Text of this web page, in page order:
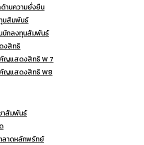
านความยั่งยืน
นสัมพันธ์
กลงทุนสัมพันธ์
งสิทธิ
ญแสดงสิทธิ W 7
ญแสดงสิทธิ W8
าสัมพันธ์
ลาดหลักพรัทย์